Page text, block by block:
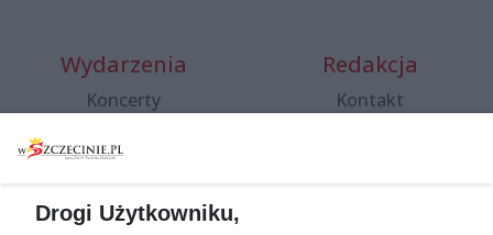
Wydarzenia
Koncerty
Spacery i oprowadzania
targi
Redakcja
Kontakt
Drogi Użytkowniku,